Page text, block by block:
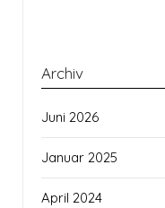
Archiv
Juni 2026
Januar 2025
April 2024